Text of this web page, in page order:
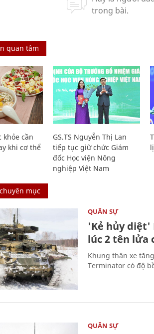
quan tâm
khỏe cần
khi cơ thể
GS.TS Nguyễn Thị Lan
tiếp tục giữ chức Giám
đốc Học viện Nông
nghiệp Việt Nam
mục
QUÂN SỰ
'Kẻ hủy diệt'
lúc 2 tên lửa
Khung thân xe
Terminator có độ
QUÂN SỰ